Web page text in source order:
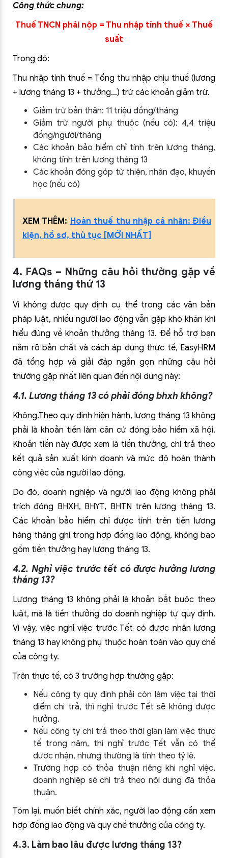
Công thức chung:
Thuế TNCN phải nộp = Thu nhập tính thuế × Thuế
suất
Trong đó:
Thu nhập tính thuế = Tổng thu nhập chịu thuế (lương
+ lương tháng 13 + thưởng…) trừ các khoản giảm trừ.
Giảm trừ bản thân: 11 triệu đồng/tháng
Giảm trừ người phụ thuộc (nếu có): 4,4 triệu
đồng/người/tháng
Các khoản bảo hiểm chỉ tính trên lương tháng,
không tính trên lương tháng 13
Các khoản đóng góp từ thiện, nhân đạo, khuyến
học (nếu có)
XEM THÊM: Hoàn thuế thu nhập cá nhân: Điều
kiện, hồ sơ, thủ tục [MỚI NHẤT]
4. FAQs – Những câu hỏi thường gặp về
lương tháng thứ 13
Vì không được quy định cụ thể trong các văn bản
pháp luật, nhiều người lao động vẫn gặp khó khăn khi
hiểu đúng về khoản thưởng tháng 13. Để hỗ trợ bạn
nắm rõ bản chất và cách áp dụng thực tế, EasyHRM
đã tổng hợp và giải đáp ngắn gọn những câu hỏi
thường gặp nhất liên quan đến nội dung này:
4.1. Lương tháng 13 có phải đóng bhxh không?
Không.Theo quy định hiện hành, lương tháng 13 không
phải là khoản tiền làm căn cứ đóng bảo hiểm xã hội.
Khoản tiền này được xem là tiền thưởng, chi trả theo
kết quả sản xuất kinh doanh và mức độ hoàn thành
công việc của người lao động.
Do đó, doanh nghiệp và người lao động không phải
trích đóng BHXH, BHYT, BHTN trên lương tháng 13.
Các khoản bảo hiểm chỉ được tính trên tiền lương
hàng tháng ghi trong hợp đồng lao động, không bao
gồm tiền thưởng hay lương tháng 13.
4.2. Nghỉ việc trước tết có được hưởng lương
tháng 13?
Lương tháng 13 không phải là khoản bắt buộc theo
luật, mà là tiền thưởng do doanh nghiệp tự quy định.
Vì vậy, việc nghỉ việc trước Tết có được nhận lương
tháng 13 hay không phụ thuộc hoàn toàn vào quy chế
của công ty.
Trên thực tế, có 3 trường hợp thường gặp:
Nếu công ty quy định phải còn làm việc tại thời
điểm chi trả, thì nghỉ trước Tết sẽ không được
hưởng.
Nếu công ty chi trả theo thời gian làm việc thực
tế trong năm, thì nghỉ trước Tết vẫn có thể
được nhận, nhưng thường là tính theo tỷ lệ.
Trường hợp có thỏa thuận riêng khi nghỉ việc,
doanh nghiệp sẽ chi trả theo nội dung đã thỏa
thuận.
Tóm lại, muốn biết chính xác, người lao động cần xem
hợp đồng lao động và quy chế thưởng của công ty.
4.3. Làm bao lâu được lương tháng 13?